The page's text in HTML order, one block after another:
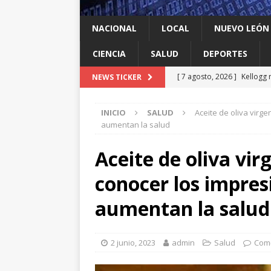
NACIONAL LOCAL NUEVO LEÓN
CIENCIA SALUD DEPORTES
NEWS TICKER [ 7 agosto, 2026 ] Kellogg
[ 7 agosto, 2026 ] Multan
[ 7 agosto, 2026 ] NL
recomendación de la OMS
[ 7 agosto, 2026 ]
Trump
INICIO SALUD
Aceite de oliva
aumentan la salud
Aceite de oliva
conocer los
aumentan la salud
2 junio, 2023 admin Salud